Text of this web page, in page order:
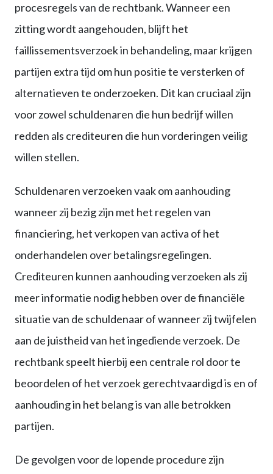
procesregels van de rechtbank. Wanneer een
zitting wordt aangehouden, blijft het
faillissementsverzoek in behandeling, maar krijgen
partijen extra tijd om hun positie te versterken of
alternatieven te onderzoeken. Dit kan cruciaal zijn
voor zowel schuldenaren die hun bedrijf willen
redden als crediteuren die hun vorderingen veilig
willen stellen.
Schuldenaren verzoeken vaak om aanhouding
wanneer zij bezig zijn met het regelen van
financiering, het verkopen van activa of het
onderhandelen over betalingsregelingen.
Crediteuren kunnen aanhouding verzoeken als zij
meer informatie nodig hebben over de financiële
situatie van de schuldenaar of wanneer zij twijfelen
aan de juistheid van het ingediende verzoek. De
rechtbank speelt hierbij een centrale rol door te
beoordelen of het verzoek gerechtvaardigd is en of
aanhouding in het belang is van alle betrokken
partijen.
De gevolgen voor de lopende procedure zijn